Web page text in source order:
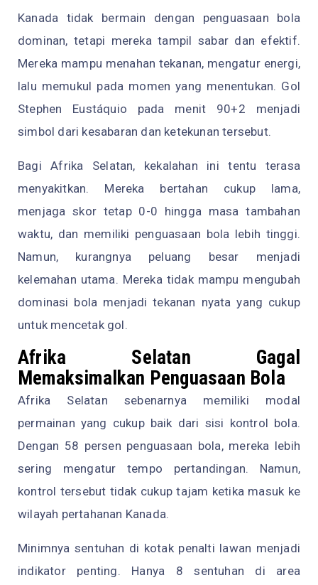
Kanada tidak bermain dengan penguasaan bola
dominan, tetapi mereka tampil sabar dan efektif.
Mereka mampu menahan tekanan, mengatur energi,
lalu memukul pada momen yang menentukan. Gol
Stephen Eustáquio pada menit 90+2 menjadi
simbol dari kesabaran dan ketekunan tersebut.
Bagi Afrika Selatan, kekalahan ini tentu terasa
menyakitkan. Mereka bertahan cukup lama,
menjaga skor tetap 0-0 hingga masa tambahan
waktu, dan memiliki penguasaan bola lebih tinggi.
Namun, kurangnya peluang besar menjadi
kelemahan utama. Mereka tidak mampu mengubah
dominasi bola menjadi tekanan nyata yang cukup
untuk mencetak gol.
Afrika Selatan Gagal
Memaksimalkan Penguasaan Bola
Afrika Selatan sebenarnya memiliki modal
permainan yang cukup baik dari sisi kontrol bola.
Dengan 58 persen penguasaan bola, mereka lebih
sering mengatur tempo pertandingan. Namun,
kontrol tersebut tidak cukup tajam ketika masuk ke
wilayah pertahanan Kanada.
Minimnya sentuhan di kotak penalti lawan menjadi
indikator penting. Hanya 8 sentuhan di area